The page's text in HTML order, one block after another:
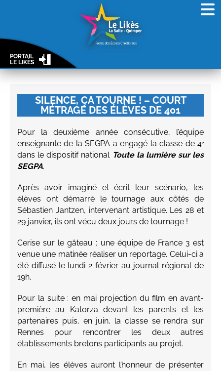
PORTAIL
LE LIKÈS
SILENCE, ÇA TOURNE ! – COURT
MÉTRAGE DES ÉLÈVES DE 401
Pour la deuxième année consécutive, l’équipe
enseignante de la SEGPA a engagé la classe de 4ᵉ
dans le dispositif national Toute la lumière sur les
SEGPA.
Après avoir imaginé et écrit leur scénario, les
élèves ont démarré le tournage aux côtés de
Sébastien Jantzen, intervenant artistique. Les 28 et
29 janvier, ils ont vécu deux jours de tournage !
Cerise sur le gâteau : une équipe de France 3 est
venue une matinée réaliser un reportage. Celui-ci a
été diffusé le lundi 2 février au journal régional de
19h.
Pour la suite : en mai projection du film en avant-
première au Katorza devant les parents et les
partenaires puis, en juin, la classe se rendra sur
Rennes pour rencontrer les deux autres
établissements bretons participants au projet.
En mai, les élèves auront l’honneur de présenter